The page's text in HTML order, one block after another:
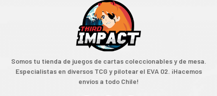
Somos tu tienda de juegos de cartas coleccionables y de mesa.
Especialistas en diversos TCG y pilotear el EVA 02. ¡Hacemos
envíos a todo Chile!